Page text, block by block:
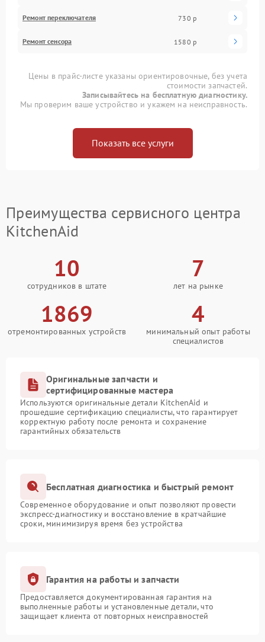
Ремонт переключателя 730 р
Ремонт сенсора 1580 р
Цены в прайс-листе указаны ориентировочные, без учета
стоимости запчастей.
Записывайтесь на бесплатную диагностику.
Мы проверим ваше устройство и укажем на неисправность.
Показать все услуги
Преимущества сервисного центра
KitchenAid
10
сотрудников в штате
7
лет на рынке
1869
отремонтированных устройств
4
минимальный опыт работы
специалистов
Оригинальные запчасти и
сертифицированные мастера
Используются оригинальные детали KitchenAid и
прошедшие сертификацию специалисты, что гарантирует
корректную работу после ремонта и сохранение
гарантийных обязательств
Бесплатная диагностика и быстрый ремонт
Современное оборудование и опыт позволяют провести
экспресс-диагностику и восстановление в кратчайшие
сроки, минимизируя время без устройства
Гарантия на работы и запчасти
Предоставляется документированная гарантия на
выполненные работы и установленные детали, что
защищает клиента от повторных неисправностей